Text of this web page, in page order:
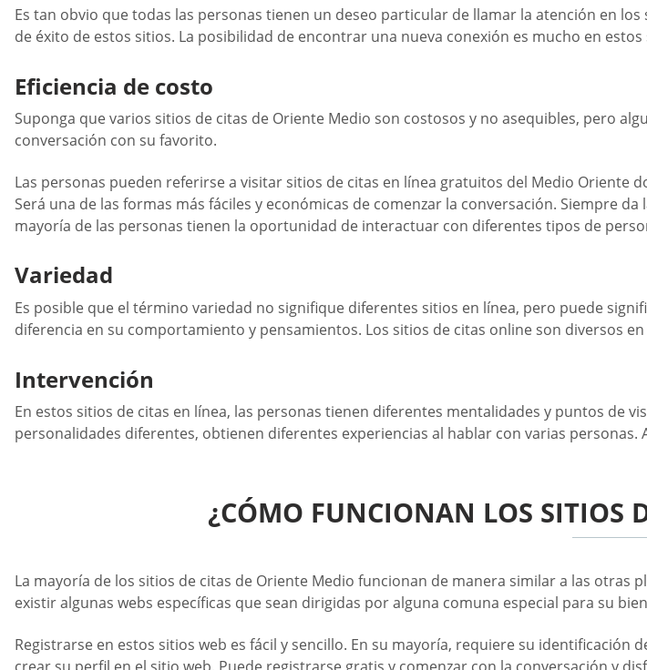
Es tan obvio que todas las personas tienen un deseo particular de llamar la atención en
de éxito de estos sitios. La posibilidad de encontrar una nueva conexión es mucho en
Eficiencia de costo
Suponga que varios sitios de citas de Oriente Medio son costosos y no asequibles, pero
conversación con su favorito.
Las personas pueden referirse a visitar sitios de citas en línea gratuitos del Medio
Será una de las formas más fáciles y económicas de comenzar la conversación. Siempre
mayoría de las personas tienen la oportunidad de interactuar con diferentes tipos de
Variedad
Es posible que el término variedad no signifique diferentes sitios en línea, pero puede
diferencia en su comportamiento y pensamientos. Los sitios de citas online son diversos
Intervención
En estos sitios de citas en línea, las personas tienen diferentes mentalidades y puntos de
personalidades diferentes, obtienen diferentes experiencias al hablar con varias personas.
¿CÓMO FUNCIONAN LOS SITIOS
La mayoría de los sitios de citas de Oriente Medio funcionan de manera similar a las
existir algunas webs específicas que sean dirigidas por alguna comuna especial para su
Registrarse en estos sitios web es fácil y sencillo. En su mayoría, requiere su